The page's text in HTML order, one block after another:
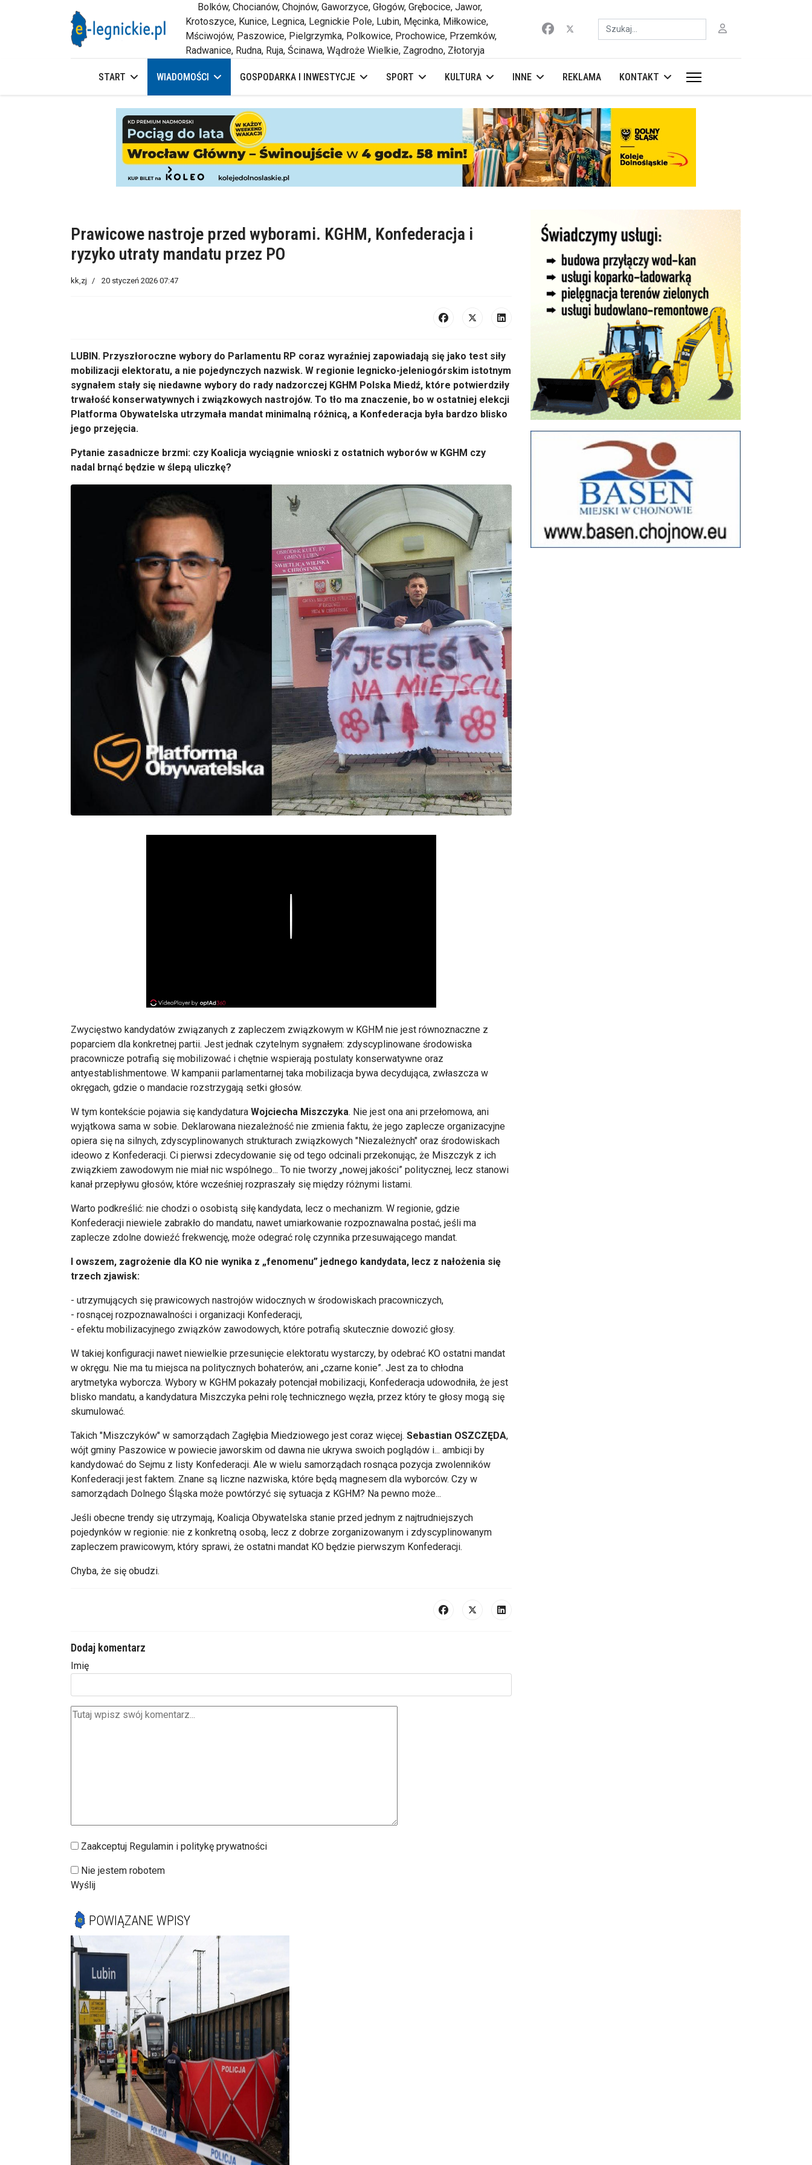
Bolków, Chocianów, Chojnów, Gaworzyce, Głogów, Grębocice, Jawor,
Krotoszyce, Kunice, Legnica, Legnickie Pole, Lubin, Męcinka, Miłkowice,
Mściwojów, Paszowice, Pielgrzymka, Polkowice, Prochowice, Przemków,
Radwanice, Rudna, Ruja, Ścinawa, Wądroże Wielkie, Zagrodno, Złotoryja
Szukaj
START WIADOMOŚCI GOSPODARKA I INWESTYCJE SPORT KULTURA INNE REKLAMA KONTAKT
Prawicowe nastroje przed wyborami. KGHM, Konfederacja i
ryzyko utraty mandatu przez PO
kk,zj 20 styczeń 2026 07:47
LUBIN. Przyszłoroczne wybory do Parlamentu RP coraz wyraźniej zapowiadają się jako test siły
mobilizacji elektoratu, a nie pojedynczych nazwisk. W regionie legnicko-jeleniogórskim istotnym
sygnałem stały się niedawne wybory do rady nadzorczej KGHM Polska Miedź, które potwierdziły
trwałość konserwatywnych i związkowych nastrojów. To tło ma znaczenie, bo w ostatniej elekcji
Platforma Obywatelska utrzymała mandat minimalną różnicą, a Konfederacja była bardzo blisko
jego przejęcia.
Pytanie zasadnicze brzmi: czy Koalicja wyciągnie wnioski z ostatnich wyborów w KGHM czy
nadal brnąć będzie w ślepą uliczkę?
Zwycięstwo kandydatów związanych z zapleczem związkowym w KGHM nie jest równoznaczne z
poparciem dla konkretnej partii. Jest jednak czytelnym sygnałem: zdyscyplinowane środowiska
pracownicze potrafią się mobilizować i chętnie wspierają postulaty konserwatywne oraz
antyestablishmentowe. W kampanii parlamentarnej taka mobilizacja bywa decydująca, zwłaszcza w
okręgach, gdzie o mandacie rozstrzygają setki głosów.
W tym kontekście pojawia się kandydatura Wojciecha Miszczyka. Nie jest ona ani przełomowa, ani
wyjątkowa sama w sobie. Deklarowana niezależność nie zmienia faktu, że jego zaplecze organizacyjne
opiera się na silnych, zdyscyplinowanych strukturach związkowych "Niezależnych" oraz środowiskach
ideowo z Konfederacji. Ci pierwsi zdecydowanie się od tego odcinali przekonując, że Miszczyk z ich
związkiem zawodowym nie miał nic wspólnego... To nie tworzy „nowej jakości” politycznej, lecz stanowi
kanał przepływu głosów, które wcześniej rozpraszały się między różnymi listami.
Warto podkreślić: nie chodzi o osobistą siłę kandydata, lecz o mechanizm. W regionie, gdzie
Konfederacji niewiele zabrakło do mandatu, nawet umiarkowanie rozpoznawalna postać, jeśli ma
zaplecze zdolne dowieźć frekwencję, może odegrać rolę czynnika przesuwającego mandat.
I owszem, zagrożenie dla KO nie wynika z „fenomenu” jednego kandydata, lecz z nałożenia się
trzech zjawisk:
- utrzymujących się prawicowych nastrojów widocznych w środowiskach pracowniczych,
- rosnącej rozpoznawalności i organizacji Konfederacji,
- efektu mobilizacyjnego związków zawodowych, które potrafią skutecznie dowozić głosy.
W takiej konfiguracji nawet niewielkie przesunięcie elektoratu wystarczy, by odebrać KO ostatni mandat
w okręgu. Nie ma tu miejsca na politycznych bohaterów, ani „czarne konie”. Jest za to chłodna
arytmetyka wyborcza. Wybory w KGHM pokazały potencjał mobilizacji, Konfederacja udowodniła, że jest
blisko mandatu, a kandydatura Miszczyka pełni rolę technicznego węzła, przez który te głosy mogą się
skumulować.
Takich "Miszczyków" w samorządach Zagłębia Miedziowego jest coraz więcej. Sebastian OSZCZĘDA,
wójt gminy Paszowice w powiecie jaworskim od dawna nie ukrywa swoich poglądów i... ambicji by
kandydować do Sejmu z listy Konfederacji. Ale w wielu samorządach rosnąca pozycja zwolenników
Konfederacji jest faktem. Znane są liczne nazwiska, które będą magnesem dla wyborców. Czy w
samorządach Dolnego Śląska może powtórzyć się sytuacja z KGHM? Na pewno może...
Jeśli obecne trendy się utrzymają, Koalicja Obywatelska stanie przed jednym z najtrudniejszych
pojedynków w regionie: nie z konkretną osobą, lecz z dobrze zorganizowanym i zdyscyplinowanym
zapleczem prawicowym, który sprawi, że ostatni mandat KO będzie pierwszym Konfederacji.
Chyba, że się obudzi.
Dodaj komentarz
Imię
Zaakceptuj Regulamin i politykę prywatności
Nie jestem robotem
Wyślij
POWIĄZANE WPISY